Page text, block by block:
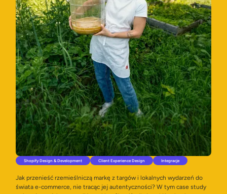
Shopify Design & Development Client Experience Design Integracje
Jak przenieść rzemieślniczą markę z targów i lokalnych wydarzeń do
świata e-commerce, nie tracąc jej autentyczności? W tym case study